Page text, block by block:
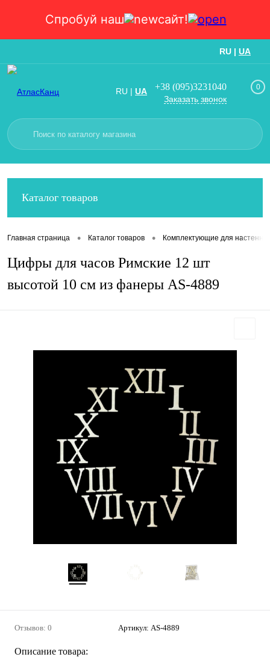
Спробуй наш сайт!
RU | UA
RU | UA +38 (095)3231040
Заказать звонок
0
Каталог товаров
Главная страница • Каталог товаров • Комплектующие для
Цифры для часов Римские 12 шт
высотой 10 см из фанеры AS-4889
Отзывов: 0 Артикул: AS-4889
Описание товара: